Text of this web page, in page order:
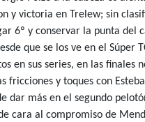
y victoria en Trelew; sin
6º y conservar la punta del
que se los ve en el Súper
en sus series, en las
fricciones y toques con
dar más en el segundo
cara al compromiso de